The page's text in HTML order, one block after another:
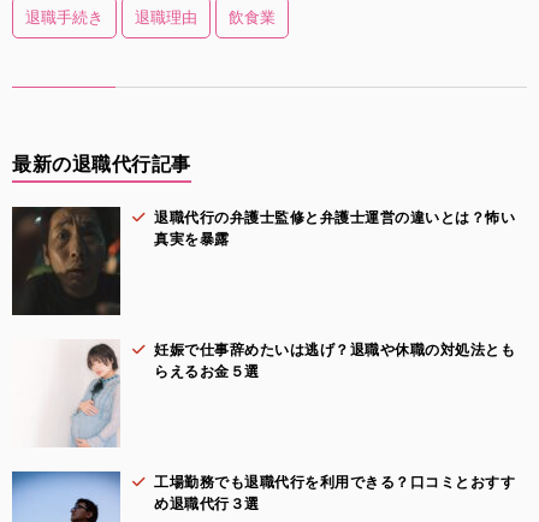
退職手続き 退職理由 飲食業
最新の退職代行記事
退職代行の弁護士監修と弁護士運営の違いとは？怖い
真実を暴露
妊娠で仕事辞めたいは逃げ？退職や休職の対処法とも
らえるお金５選
工場勤務でも退職代行を利用できる？口コミとおすす
め退職代行３選